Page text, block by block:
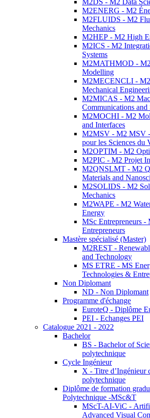
M2DS - M2 Data
M2ENERG - M2
M2FLUIDS - M2
Mechanics
M2HEP - M2 High
M2ICS - M2
Systems
M2MATHMOD -
Modelling
M2MECENCLI -
Mechanical
M2MICAS - M2
Communications and
M2MOCHI - M2
and Interfaces
M2MSV - M2 MSV -
pour les Sciences du
M2OPTIM - M2
M2PIC - M2 Projet
M2QNSLMT - M2
Materials and
M2SOLIDS - M2
Mechanics
M2WAPE - M2
Energy
MSc Entrepreneurs
Entrepreneurs
Mastère spécialisé (Master)
M2REST -
and Technology
MS ETRE - MS
Technologies &
Non Diplomant
ND - Non Diplomant
Programme d'échange
EuroteQ - Diplôme
PEI - Echanges PEI
Catalogue 2021 - 2022
Bachelor
BS - Bachelor of
polytechnique
Cycle Ingénieur
X - Titre d’Ingénieur
polytechnique
Diplôme de formation
Polytechnique -MSc&T
MScT-AI-ViC -
Advanced Visual